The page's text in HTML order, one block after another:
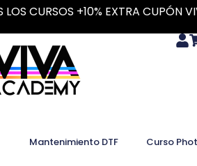
CURSOS +10% EXTRA CUPÓN
Mantenimiento DTF Curso